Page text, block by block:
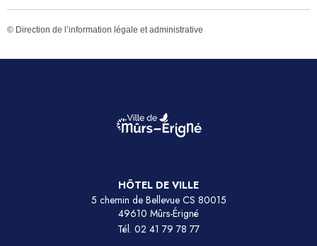
© Direction de l’information légale et administrative
HÔTEL DE VILLE
5 chemin de Bellevue CS 80015
49610 Mûrs-Érigné
Tél. 02 41 79 78 77